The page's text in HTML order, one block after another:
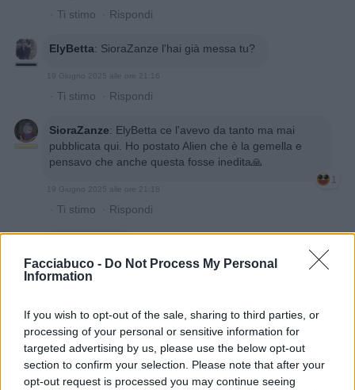
Facciabuco - Do Not Process My Personal
Information
If you wish to opt-out of the sale, sharing to third parties, or
processing of your personal or sensitive information for
targeted advertising by us, please use the below opt-out
section to confirm your selection. Please note that after your
opt-out request is processed you may continue seeing
· Ti stimo · Rispondi
ElyBetta: SioraZanze l'hai già messa tu?
19 Giugno 2025 alle ore 21:16
· Ti stimo · Rispondi
SioraZanze: ElyBetta ce l'avevo da tanto ma mai
pubblicata qui. Ho postato Alien che è la gemella e
pensavo che anche questa fosse inedita🙏
1
19 Giugno 2025 alle ore 21:18
· Ti stimo · Rispondi
2